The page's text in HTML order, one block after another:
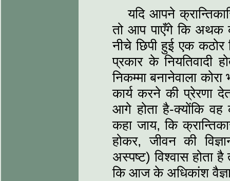
यदि आपने
तो आप पाएँगे कि अथक
नीचे छिपी हुई एक कठोर
प्रकार के नियतिवादी
निकम्मा बनानेवाला
कार्य करने की प्रेरणा
आगे होता है-क्योंकि वह
कहा जाय, कि
होकर, जीवन की
अस्पष्ट) विश्वास होता
कि आज के अधिकांश